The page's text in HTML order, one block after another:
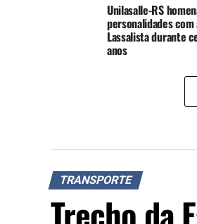
Unilasalle-RS
personalidades com
Lassalista durante
anos
TRANSPORTE
Trecho da